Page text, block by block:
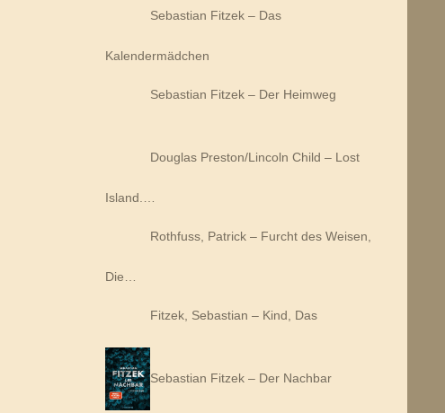
Sebastian Fitzek – Das
Kalendermädchen
Sebastian Fitzek – Der Heimweg
Douglas Preston/Lincoln Child – Lost
Island.…
Rothfuss, Patrick – Furcht des Weisen,
Die…
Fitzek, Sebastian – Kind, Das
Sebastian Fitzek – Der Nachbar